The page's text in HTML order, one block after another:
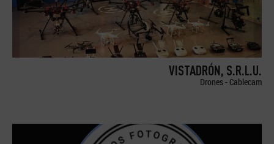
VISTADRÓN, S.R.L.U.
Drones - Cablecam